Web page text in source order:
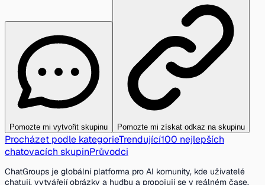
Pomozte mi vytvořit skupinu Pomozte mi získat odkaz na skupinu
Procházet podle kategorieTrendující100 nejlepších
chatovacích skupinPrůvodci
ChatGroups je globální platforma pro AI komunity, kde uživatelé
chatují, vytvářejí obrázky a hudbu a propojují se v reálném čase.